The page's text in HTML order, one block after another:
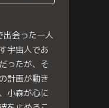
会った一人
宇宙人であ
ったが、そ
計画が動き
小森が心に